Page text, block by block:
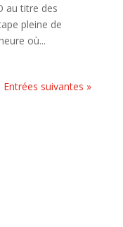
au titre des
pleine de
où...
Entrées suivantes »